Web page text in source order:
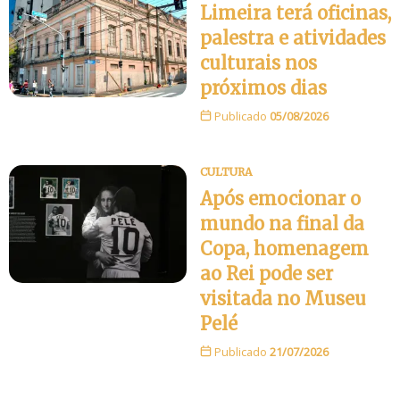
Limeira terá oficinas,
palestra e atividades
culturais nos
próximos dias
Publicado 05/08/2026
CULTURA
Após emocionar o
mundo na final da
Copa, homenagem
ao Rei pode ser
visitada no Museu
Pelé
Publicado 21/07/2026